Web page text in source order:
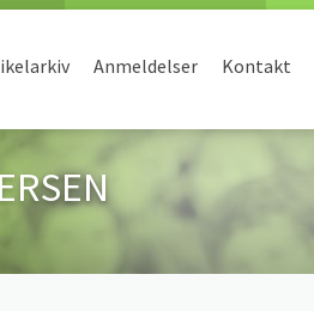
Anmeldelser Kontakt